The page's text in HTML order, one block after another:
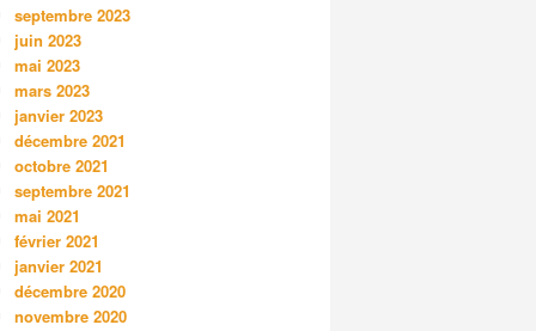
septembre 2023
juin 2023
mai 2023
mars 2023
janvier 2023
décembre 2021
octobre 2021
septembre 2021
mai 2021
février 2021
janvier 2021
décembre 2020
novembre 2020